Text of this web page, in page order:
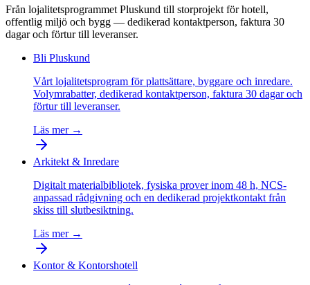
Från lojalitetsprogrammet Pluskund till storprojekt för hotell,
offentlig miljö och bygg — dedikerad kontaktperson, faktura 30
dagar och förtur till leveranser.
Bli Pluskund
Vårt lojalitetsprogram för plattsättare, byggare och inredare.
Volymrabatter, dedikerad kontaktperson, faktura 30 dagar och
förtur till leveranser.
Läs mer →
Arkitekt & Inredare
Digitalt materialbibliotek, fysiska prover inom 48 h, NCS-
anpassad rådgivning och en dedikerad projektkontakt från
skiss till slutbesiktning.
Läs mer →
Kontor & Kontorshotell